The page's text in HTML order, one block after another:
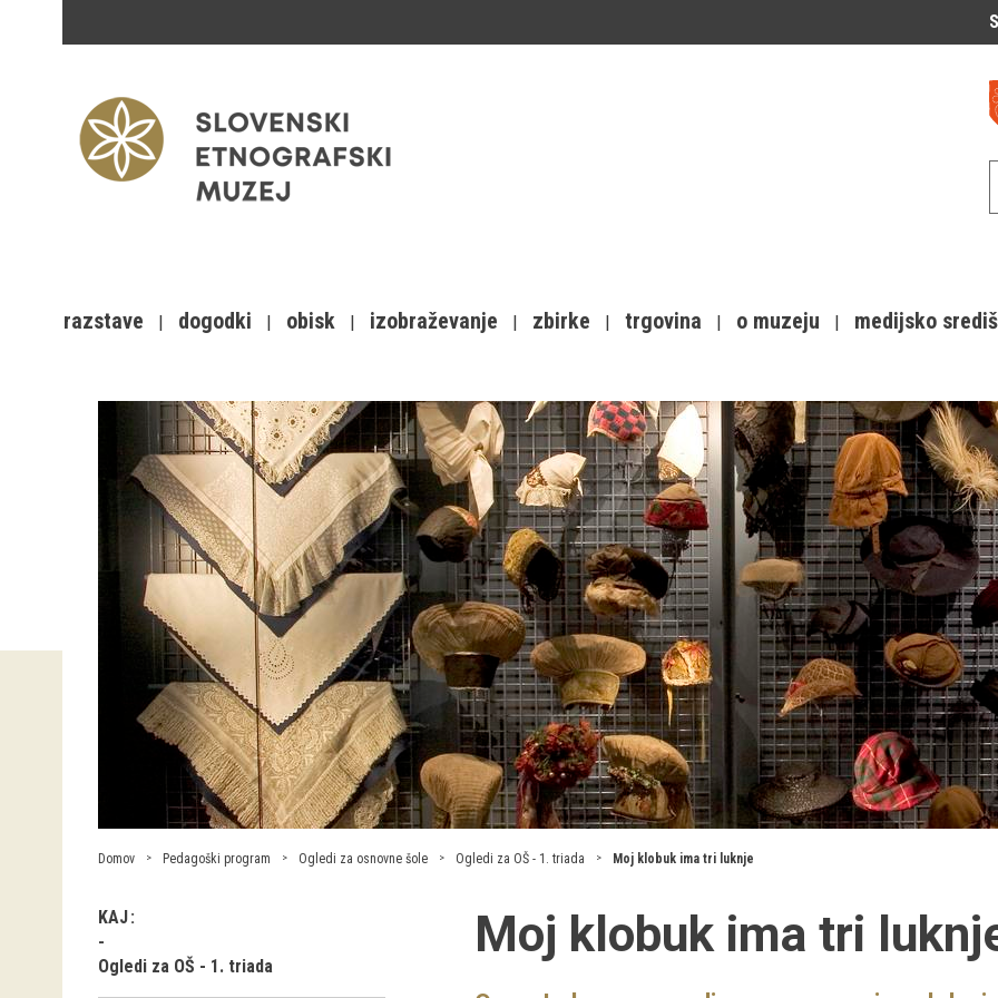
razstave dogodki obisk izobraževanje zbirke trgovina o muzeju medijsko
Domov Pedagoški program Ogledi za osnovne šole Ogledi za OŠ - 1. triada Moj klobuk ima tri luknje
KAJ
Ogledi za OŠ - 1. triada
Moj klobuk ima tri